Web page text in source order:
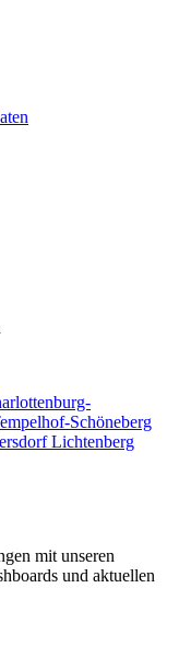
Schöneberg
Lichtenberg
mit unseren
und aktuellen